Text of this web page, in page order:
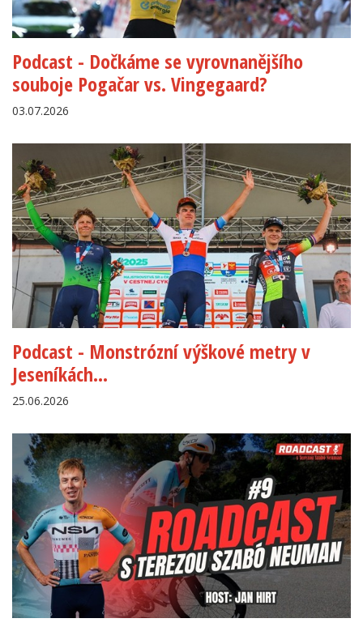
Podcast - Dočkáme se vyrovnanějšího
souboje Pogačar vs. Vingegaard?
03.07.2026
Podcast - Monstrózní výškové metry v
Jeseníkách...
25.06.2026